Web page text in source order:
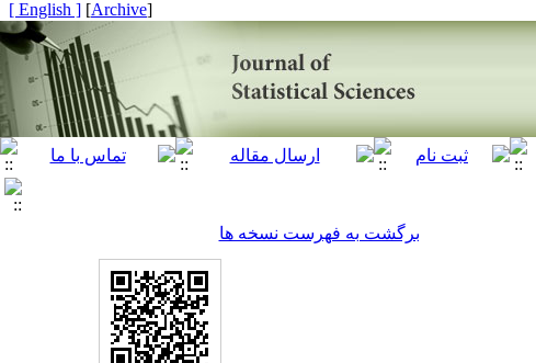
[
Archive
]
[ English ]
برگشت به فهرست نسخه ها